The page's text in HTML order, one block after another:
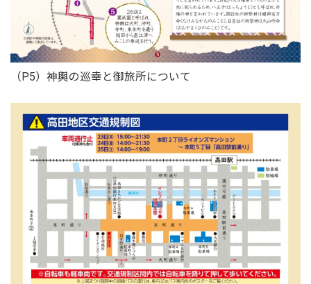
（P5）神輿の巡幸と御旅所について